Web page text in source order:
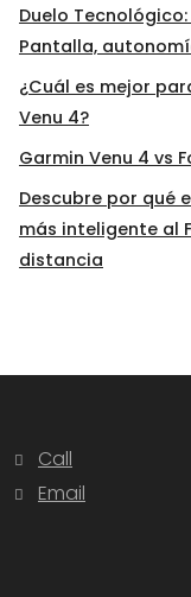
Duelo
Pantalla,
¿Cuál es mejor
Venu 4?
Garmin Venu 4 vs
Descubre por qué
más inteligente al
distancia
Call
Email